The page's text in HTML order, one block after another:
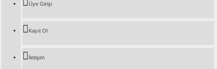
Üye Girişi
Kayıt Ol
İletişim